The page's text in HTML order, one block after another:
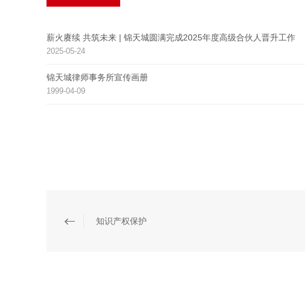
薪火赓续 共筑未来 | 锦天城圆满完成2025年度高级合伙人晋升工作
2025-05-24
锦天城律师事务所宣传画册
1999-04-09
知识产权保护